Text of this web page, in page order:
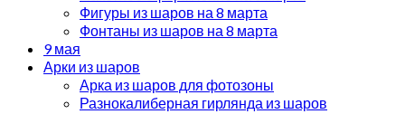
Фигуры из шаров на 8 марта
Фонтаны из шаров на 8 марта
9 мая
Арки из шаров
Арка из шаров для фотозоны
Разнокалиберная гирлянда из шаров